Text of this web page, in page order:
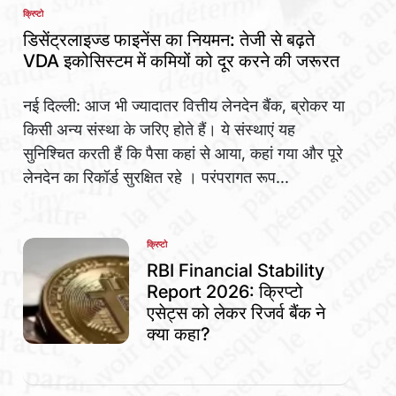
POSTED
IN
क्रिप्टो
डिसेंट्रलाइज्ड फाइनेंस का नियमन: तेजी से बढ़ते
VDA इकोसिस्टम में कमियों को दूर करने की जरूरत
नई दिल्ली: आज भी ज्यादातर वित्तीय लेनदेन बैंक, ब्रोकर या
किसी अन्य संस्था के जरिए होते हैं। ये संस्थाएं यह
सुनिश्चित करती हैं कि पैसा कहां से आया, कहां गया और पूरे
लेनदेन का रिकॉर्ड सुरक्षित रहे । परंपरागत रूप...
POSTED
IN
क्रिप्टो
RBI Financial Stability
Report 2026: क्रिप्टो
एसेट्स को लेकर रिजर्व बैंक ने
क्या कहा?